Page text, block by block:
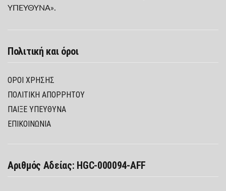
ΥΠΕΥΘΥΝΑ».
Πολιτική και όροι
ΌΡΟΙ ΧΡΉΣΗΣ
ΠΟΛΙΤΙΚΉ ΑΠΟΡΡΉΤΟΥ
ΠΑΊΞΕ ΥΠΕΎΘΥΝΑ
ΕΠΙΚΟΙΝΩΝΙΑ
Αριθμός Αδείας: HGC-000094-AFF